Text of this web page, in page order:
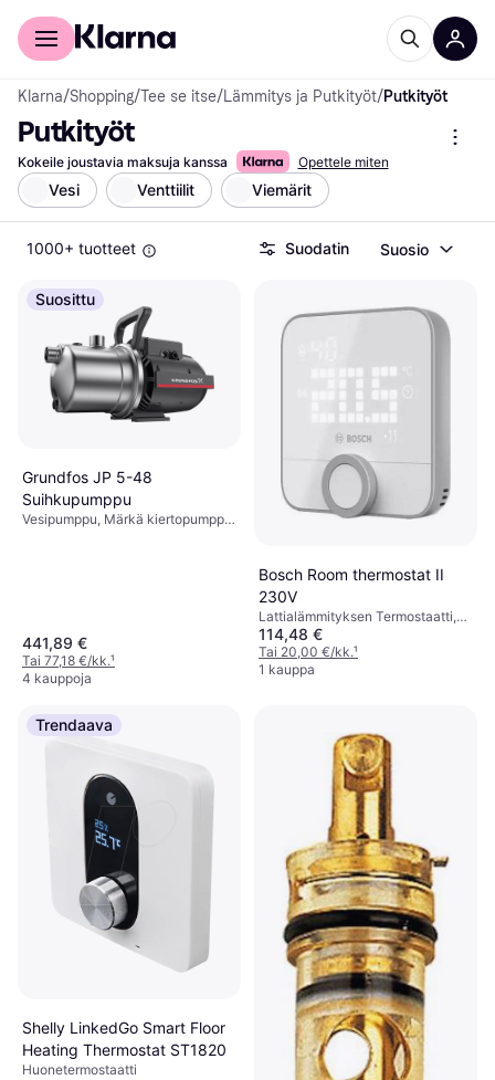
Kuluttajille
Klarna/Shopping/Tee se itse/Lämmitys ja Putkityöt/Putkityöt
Putkityöt
Kokeile joustavia maksuja kanssa Opettele miten
Vesi Venttiilit Viemärit
1000+ tuotteet Suodatin Suosio
Suosittu
Grundfos JP 5-48
Suihkupumppu
Vesipumppu, Märkä kiertopumppu,
441,89 €
Tai 77,18 €/kk.¹
4 kauppoja
Bosch Room thermostat II
230V
Lattialämmityksen Termostaatti,
Amazon Alexa, Google Assistant
114,48 €
Tai 20,00 €/kk.¹
1 kauppa
Trendaava
Shelly LinkedGo Smart Floor
Heating Thermostat ST1820
Huonetermostaatti